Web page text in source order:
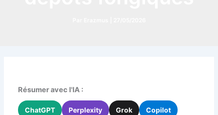
Résumer avec l'IA :
ChatGPT Perplexity Grok Copilot